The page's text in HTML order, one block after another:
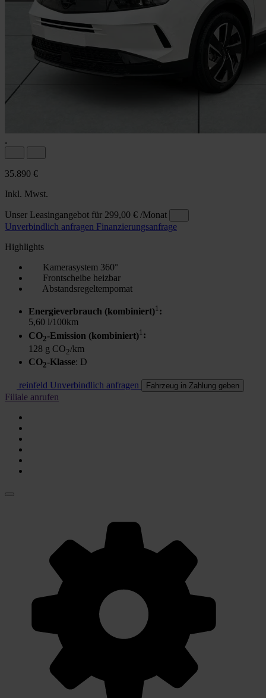
35.890 €
Inkl. Mwst.
Unser Leasingangebot für 299,00 € /Monat
Unverbindlich anfragen Finanzierungsanfrage
Highlights
Kamerasystem 360°
Frontscheibe heizbar
Abstandsregeltempomat
Energieverbrauch (kombiniert)1 :
5,60 l/100km
CO2-Emission (kombiniert)1 :
128 g CO2/km
CO2-Klasse: D
reinfeld Unverbindlich anfragen Fahrzeug in Zahlung geben
Filiale anrufen